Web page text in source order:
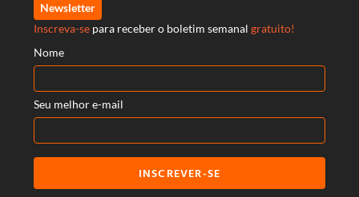
Newsletter
Inscreva-se para receber o boletim semanal gratuito!
Nome
Seu melhor e-mail
INSCREVER-SE